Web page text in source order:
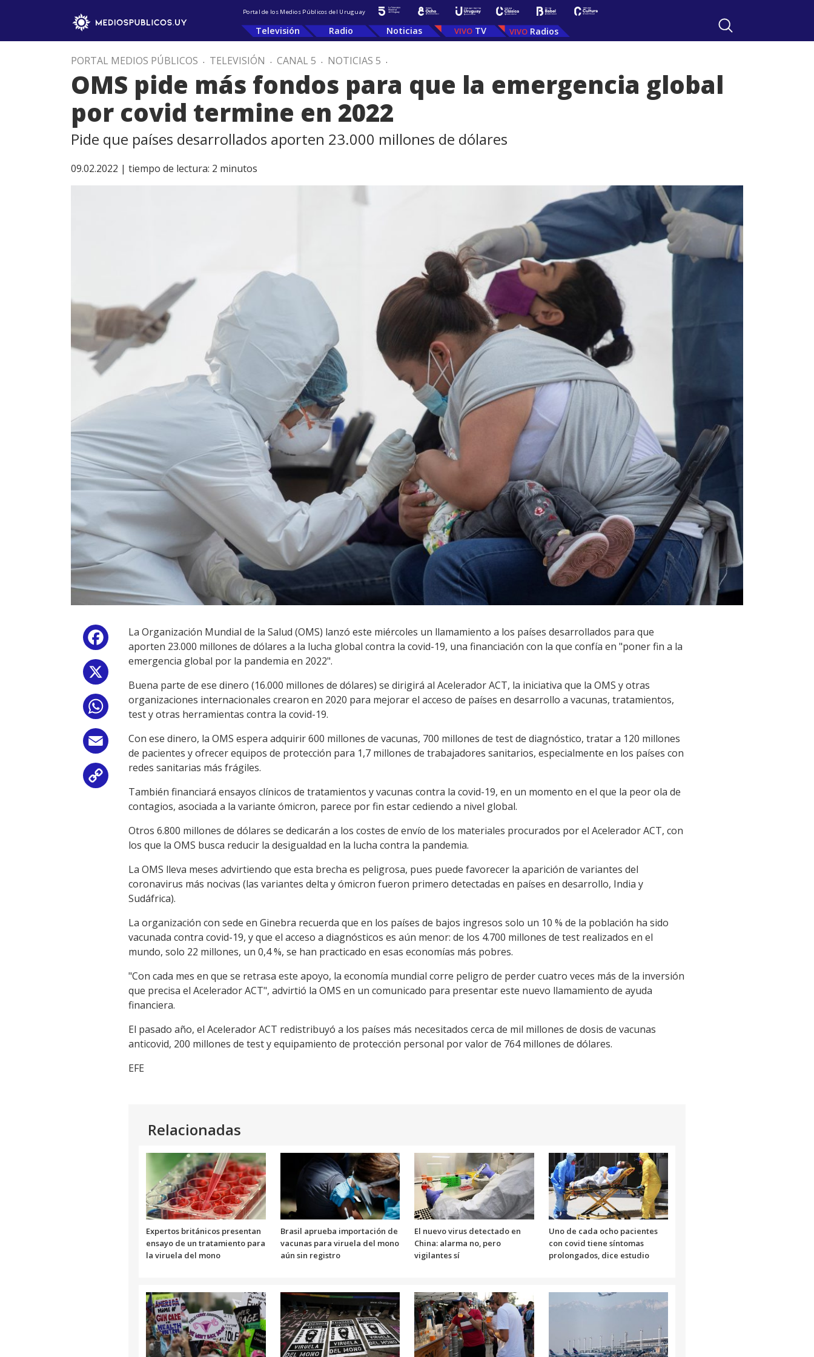
Portal de los Medios Públicos del Uruguay
Televisión Radio Noticias TV Radios
PORTAL MEDIOS PÚBLICOS . TELEVISIÓN . CANAL 5 . NOTICIAS 5 .
OMS pide más fondos para que la emergencia global
por covid termine en 2022
Pide que países desarrollados aporten 23.000 millones de dólares
09.02.2022 | tiempo de lectura: 2 minutos
Facebook
WhatsApp
Email
Link
La Organización Mundial de la Salud (OMS) lanzó este miércoles un llamamiento a los países desarrollados para que
aporten 23.000 millones de dólares a la lucha global contra la covid-19, una financiación con la que confía en "poner fin a la
emergencia global por la pandemia en 2022".
Buena parte de ese dinero (16.000 millones de dólares) se dirigirá al Acelerador ACT, la iniciativa que la OMS y otras
organizaciones internacionales crearon en 2020 para mejorar el acceso de países en desarrollo a vacunas, tratamientos,
test y otras herramientas contra la covid-19.
Con ese dinero, la OMS espera adquirir 600 millones de vacunas, 700 millones de test de diagnóstico, tratar a 120 millones
de pacientes y ofrecer equipos de protección para 1,7 millones de trabajadores sanitarios, especialmente en los países con
redes sanitarias más frágiles.
También financiará ensayos clínicos de tratamientos y vacunas contra la covid-19, en un momento en el que la peor ola de
contagios, asociada a la variante ómicron, parece por fin estar cediendo a nivel global.
Otros 6.800 millones de dólares se dedicarán a los costes de envío de los materiales procurados por el Acelerador ACT, con
los que la OMS busca reducir la desigualdad en la lucha contra la pandemia.
La OMS lleva meses advirtiendo que esta brecha es peligrosa, pues puede favorecer la aparición de variantes del
coronavirus más nocivas (las variantes delta y ómicron fueron primero detectadas en países en desarrollo, India y
Sudáfrica).
La organización con sede en Ginebra recuerda que en los países de bajos ingresos solo un 10 % de la población ha sido
vacunada contra covid-19, y que el acceso a diagnósticos es aún menor: de los 4.700 millones de test realizados en el
mundo, solo 22 millones, un 0,4 %, se han practicado en esas economías más pobres.
"Con cada mes en que se retrasa este apoyo, la economía mundial corre peligro de perder cuatro veces más de la inversión
que precisa el Acelerador ACT", advirtió la OMS en un comunicado para presentar este nuevo llamamiento de ayuda
financiera.
El pasado año, el Acelerador ACT redistribuyó a los países más necesitados cerca de mil millones de dosis de vacunas
anticovid, 200 millones de test y equipamiento de protección personal por valor de 764 millones de dólares.
EFE
Relacionadas
Expertos británicos presentan
ensayo de un tratamiento para
la viruela del mono
Brasil aprueba importación de
vacunas para viruela del mono
aún sin registro
El nuevo virus detectado en
China: alarma no, pero
vigilantes sí
Uno de cada ocho pacientes
con covid tiene síntomas
prolongados, dice estudio